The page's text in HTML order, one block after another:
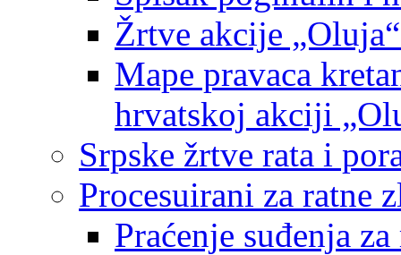
Žrtve akcije
Mape pravaca
hrvatskoj akciji
Srpske žrtve rata i
Procesuirani za ratne
Praćenje suđenja